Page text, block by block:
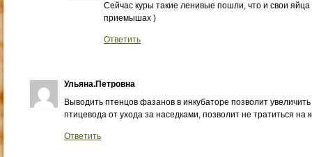
Сейчас куры такие ленивые пошли, что и свои
приемышах )
Ответить
Ульяна.Петровна
Выводить птенцов фазанов в инкубаторе позволит
птицевода от ухода за наседками, позволит не тратиться
Ответить